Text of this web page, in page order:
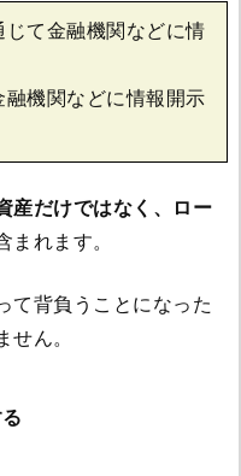
じて金融機関などに情
融機関などに情報開示
産だけではなく、ロー
まれます。
て背負うことになった
せん。